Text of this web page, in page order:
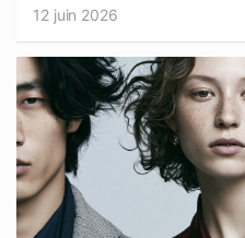
12 juin 2026